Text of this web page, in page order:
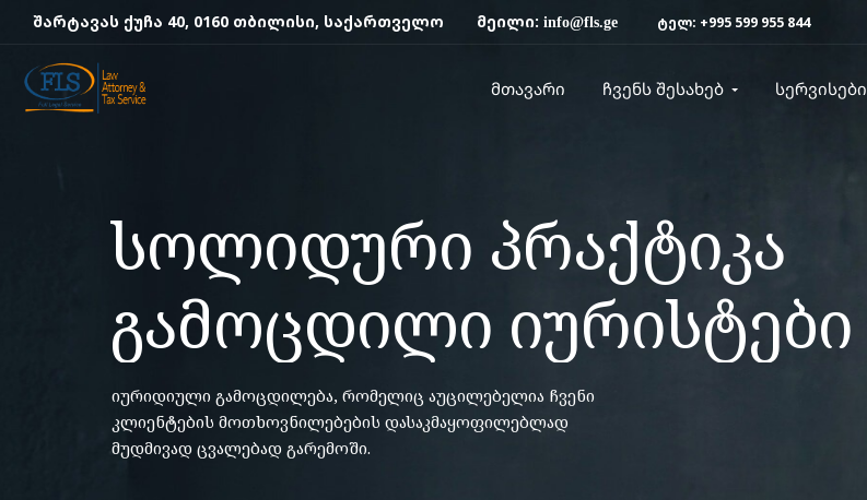
შარტავას ქუჩა 40, 0160 თბილისი, საქართველო მეილი: info@fls.ge ტელ: +995 599 955 844
მთავარი ჩვენს შესახებ სერვისები
სოლიდური პრაქტიკა
გამოცდილი იურისტები
იურიდიული გამოცდილება, რომელიც აუცილებელია ჩვენი
კლიენტების მოთხოვნილებების დასაკმაყოფილებლად
მუდმივად ცვალებად გარემოში.